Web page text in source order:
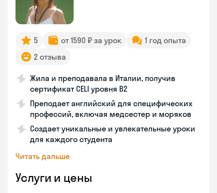
5 от 1590 ₽ за урок
1 год опыта
2 отзыва
Жила и преподавала в Италии, получив
сертификат CELI уровня В2
Преподает английский для специфических
профессий, включая медсестер и моряков
Создает уникальные и увлекательные уроки
для каждого студента
Читать дальше
Услуги и цены